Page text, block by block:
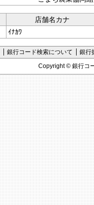
店舗名カナ
ｲﾅｶﾜ
銀行コード検索について
銀行
Copyright © 銀行コ